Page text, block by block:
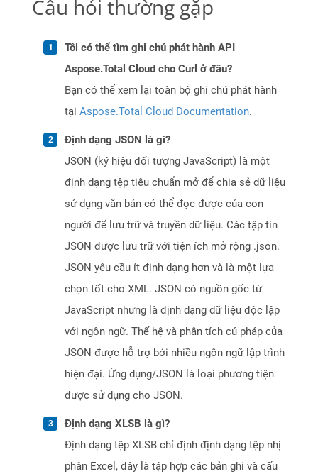
Câu hỏi thường gặp
Tôi có thể tìm ghi chú phát hành API
Aspose.Total Cloud cho Curl ở đâu?
Bạn có thể xem lại toàn bộ ghi chú phát hành
tại Aspose.Total Cloud Documentation.
Định dạng JSON là gì?
JSON (ký hiệu đối tượng JavaScript) là một
định dạng tệp tiêu chuẩn mở để chia sẻ dữ liệu
sử dụng văn bản có thể đọc được của con
người để lưu trữ và truyền dữ liệu. Các tập tin
JSON được lưu trữ với tiện ích mở rộng .json.
JSON yêu cầu ít định dạng hơn và là một lựa
chọn tốt cho XML. JSON có nguồn gốc từ
JavaScript nhưng là định dạng dữ liệu độc lập
với ngôn ngữ. Thế hệ và phân tích cú pháp của
JSON được hỗ trợ bởi nhiều ngôn ngữ lập trình
hiện đại. Ứng dụng/JSON là loại phương tiện
được sử dụng cho JSON.
Định dạng XLSB là gì?
Định dạng tệp XLSB chỉ định định dạng tệp nhị
phân Excel, đây là tập hợp các bản ghi và cấu